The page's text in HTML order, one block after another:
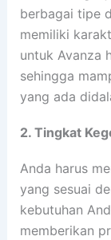
berbagai tipe
memiliki
untuk Avanza
sehingga
yang ada
2. Tingkat
Anda harus
yang sesuai
kebutuhan
memberikan